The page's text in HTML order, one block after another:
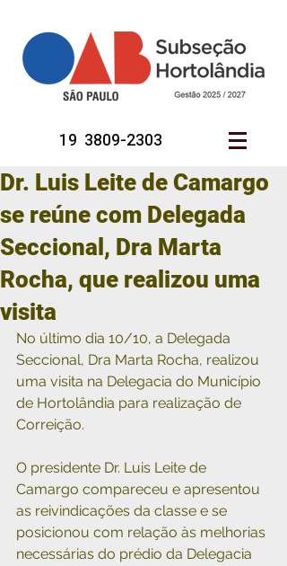
19 3809-2303
Dr. Luis Leite de Camargo
se reúne com Delegada
Seccional, Dra Marta
Rocha, que realizou uma
visita
No último dia 10/10, a Delegada
Seccional, Dra Marta Rocha, realizou
uma visita na Delegacia do Município
de Hortolândia para realização de
Correição.
O presidente Dr. Luis Leite de
Camargo compareceu e apresentou
as reivindicações da classe e se
posicionou com relação às melhorias
necessárias do prédio da Delegacia